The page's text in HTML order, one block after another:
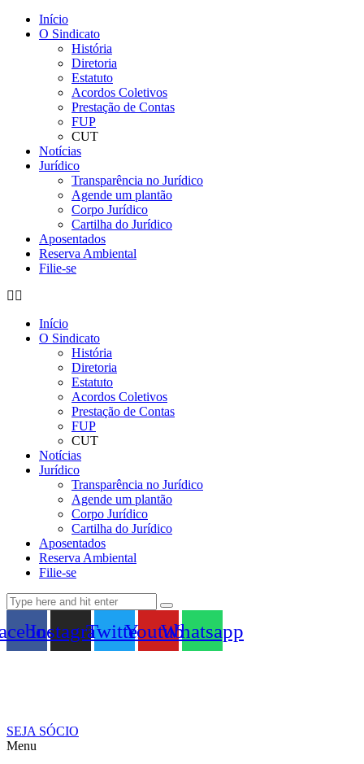
Início
O Sindicato
História
Diretoria
Estatuto
Acordos Coletivos
Prestação de Contas
FUP
CUT
Notícias
Jurídico
Transparência no Jurídico
Agende um plantão
Corpo Jurídico
Cartilha do Jurídico
Aposentados
Reserva Ambiental
Filie-se
Início
O Sindicato
História
Diretoria
Estatuto
Acordos Coletivos
Prestação de Contas
FUP
CUT
Notícias
Jurídico
Transparência no Jurídico
Agende um plantão
Corpo Jurídico
Cartilha do Jurídico
Aposentados
Reserva Ambiental
Filie-se
InstagramTwitterYoutubeWhatsapp
SEJA SÓCIO
Menu